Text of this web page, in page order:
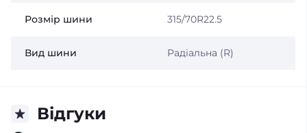
Розмір шини 315/70R22.5
Вид шини Радіальна (R)
Відгуки